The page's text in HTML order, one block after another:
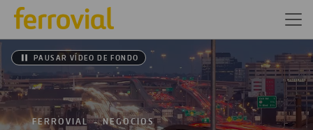
PAUSAR VÍDEO DE FONDO
FERROVIAL NEGOCIOS